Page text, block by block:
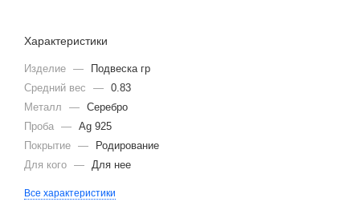
Характеристики
Изделие —
Подвеска гр
Средний вес
— 0.83
Металл
— Серебро
Проба — Ag 925
Покрытие —
Родирование
Для кого — Для нее
Все характеристики